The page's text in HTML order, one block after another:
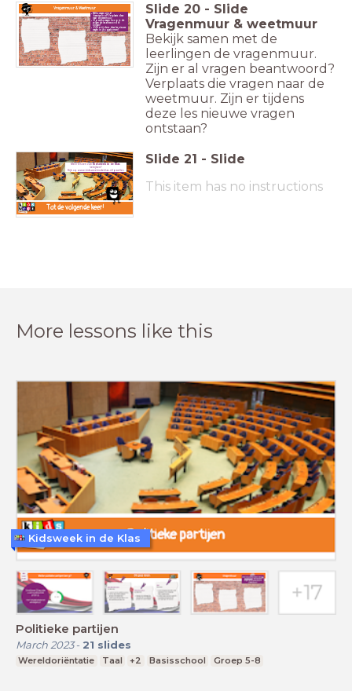
Vragenmuur & Weetmuur
Welke vragen zijn al
beantwoord? Verplaats deze
naar de weetmuur.
Op welke vragen hoop je de
volgende les antwoord te
krijgen?
Zijn er tijdens deze les nieuwe
vragen in je opgekomen?
Slide 20 - Slide
Vragenmuur & weetmuur
Bekijk samen met de
leerlingen de vragenmuur.
Zijn er al vragen beantwoord?
Verplaats die vragen naar de
weetmuur. Zijn er tijdens
deze les nieuwe vragen
ontstaan?
Tot de volgende keer!
Meer lessen vanKidsweek in de Klas
bekijken?
Kijk op www.kidsweekindeklas.nl/proefles
Slide 21 - Slide
This item has no instructions
More lessons like this
Politieke partijen
March 2023- 21 slides
Wereldoriëntatie Taal +2 Basisschool Groep 5-8
Kidsweek in de Klas